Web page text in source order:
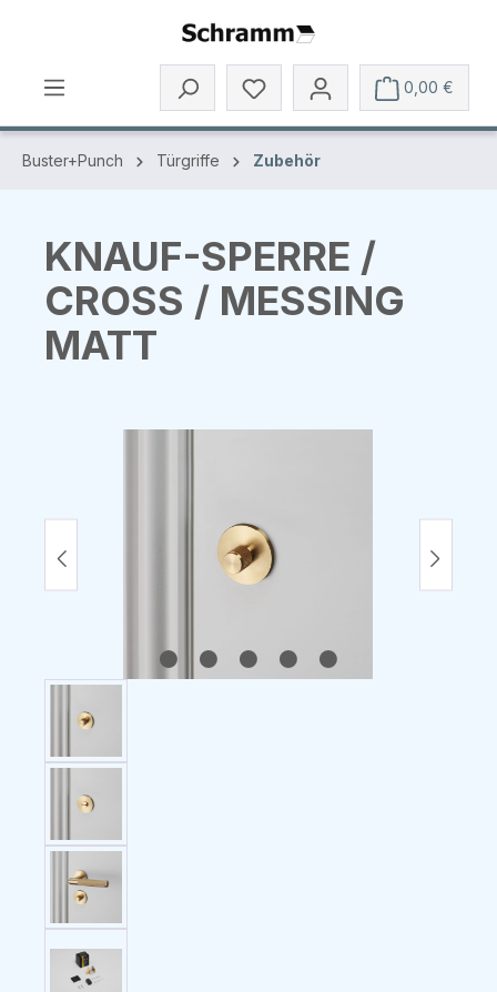
Zum Hauptinhalt springen
0,00 €
Buster+Punch Türgriffe Zubehör
KNAUF-SPERRE /
CROSS / MESSING
MATT